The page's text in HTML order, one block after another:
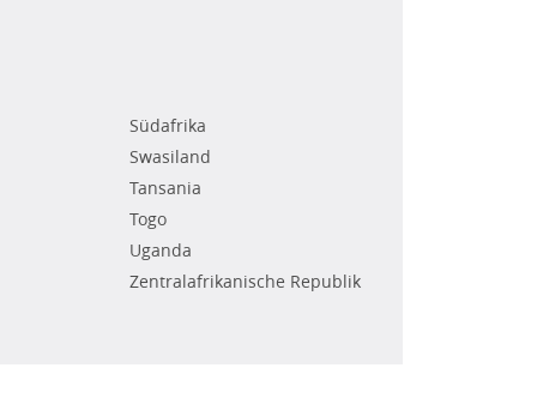
Südafrika
Swasiland
Tansania
Togo
Uganda
Zentralafrikanische Republik